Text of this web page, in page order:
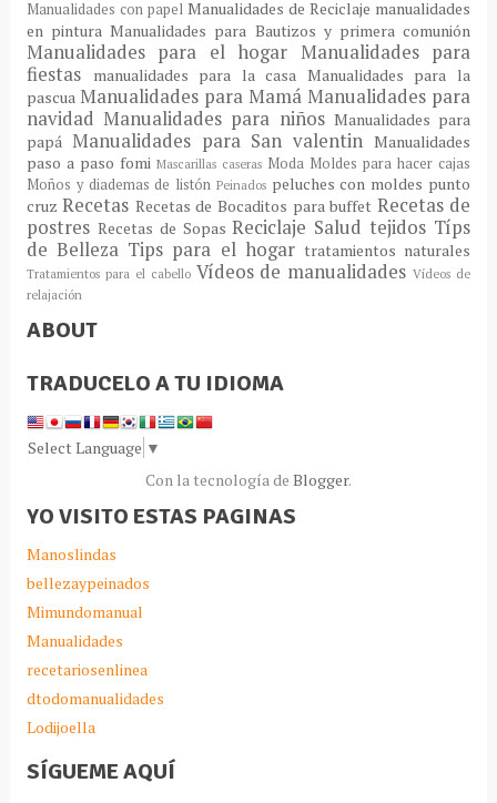
Manualidades con papel Manualidades de Reciclaje manualidades
en pinturaManualidades para Bautizos y primera comunión
Manualidades para el hogar Manualidades para
fiestas
manualidades para la casa Manualidades para la
pascua Manualidades para MamáManualidades para
navidadManualidades para niños Manualidades para
papá Manualidades para San valentinManualidades
paso a paso fomi Mascarillas caseras Moda Moldes para hacer cajas
Moños y diademas de listón Peinados peluches con moldes punto
cruzRecetas Recetas de Bocaditos para buffet Recetas de
postres Recetas de SopasReciclaje Saludtejidos Típs
de Belleza Tips para el hogar tratamientos naturales
Tratamientos para el cabello Vídeos de manualidadesVídeos de
relajación
ABOUT
TRADUCELO A TU IDIOMA
Select Language ▼
Con la tecnología de Blogger.
YO VISITO ESTAS PAGINAS
Manoslindas
bellezaypeinados
Mimundomanual
Manualidades
recetariosenlinea
dtodomanualidades
Lodijoella
SÍGUEME AQUÍ